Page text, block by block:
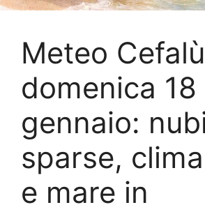
Meteo
domenica 18
gennaio:
sparse,
e mare in